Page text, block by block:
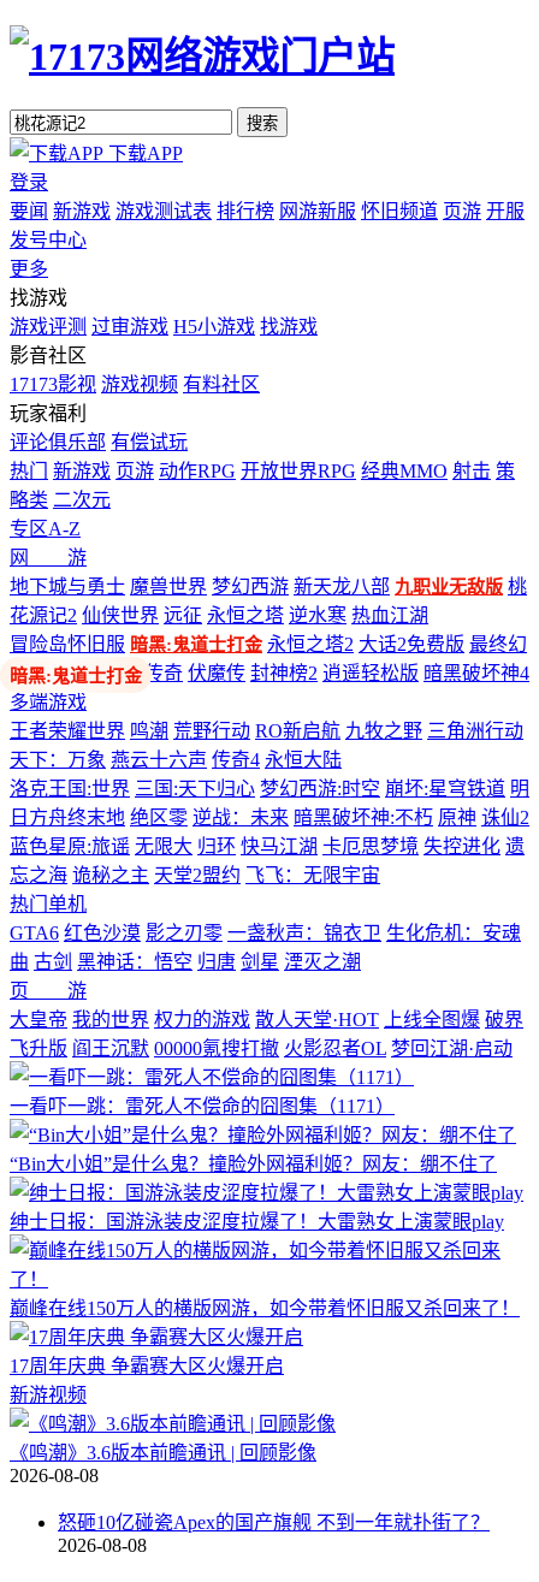
搜索
下载APP
登录
要闻 新游戏 游戏测试表 排行榜 网游新服 怀旧频道 页游 开服
发号中心
更多
找游戏
游戏评测 过审游戏 H5小游戏 找游戏
影音社区
17173影视 游戏视频 有料社区
玩家福利
评论俱乐部 有偿试玩
热门
新游戏 页游 动作RPG 开放世界RPG 经典MMO 射击 策
略类 二次元
专区A-Z
网 游
地下城与勇士 魔兽世界 梦幻西游 新天龙八部 九职业无敌版 桃
花源记2 仙侠世界 远征 永恒之塔 逆水寒 热血江湖
冒险岛怀旧服 暗黑:鬼道士打金 永恒之塔2 大话2免费版 最终幻
想14 剑网3 热血传奇 伏魔传 封神榜2 逍遥轻松版 暗黑破坏神4
多端游戏
王者荣耀世界 鸣潮 荒野行动 RO新启航 九牧之野 三角洲行动
天下：万象 燕云十六声 传奇4 永恒大陆
洛克王国:世界 三国:天下归心 梦幻西游:时空 崩坏:星穹铁道 明
日方舟终末地 绝区零 逆战：未来 暗黑破坏神:不朽 原神 诛仙2
蓝色星原:旅谣 无限大 归环 快马江湖 卡厄思梦境 失控进化 遗
忘之海 诡秘之主 天堂2盟约 飞飞：无限宇宙
热门单机
GTA6 红色沙漠 影之刃零 一盏秋声：锦衣卫 生化危机：安魂
曲 古剑 黑神话：悟空 归唐 剑星 湮灭之潮
页 游
大皇帝 我的世界 权力的游戏 散人天堂·HOT 上线全图爆 破界
飞升版 阎王沉默 00000氪搜打撤 火影忍者OL 梦回江湖·启动
一看吓一跳：雷死人不偿命的囧图集（1171）
“Bin大小姐”是什么鬼？撞脸外网福利姬？网友：绷不住了
绅士日报：国游泳装皮涩度拉爆了！大雷熟女上演蒙眼play
巅峰在线150万人的横版网游，如今带着怀旧服又杀回来了！
17周年庆典 争霸赛大区火爆开启
新游视频
《鸣潮》3.6版本前瞻通讯 | 回顾影像
2026-08-08
怒砸10亿碰瓷Apex的国产旗舰 不到一年就扑街了？
2026-08-08